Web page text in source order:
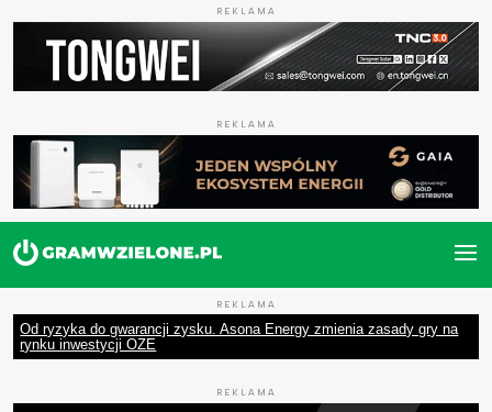
REKLAMA
REKLAMA
REKLAMA
Od ryzyka do gwarancji zysku. Asona Energy zmienia zasady gry na
rynku inwestycji OZE
REKLAMA